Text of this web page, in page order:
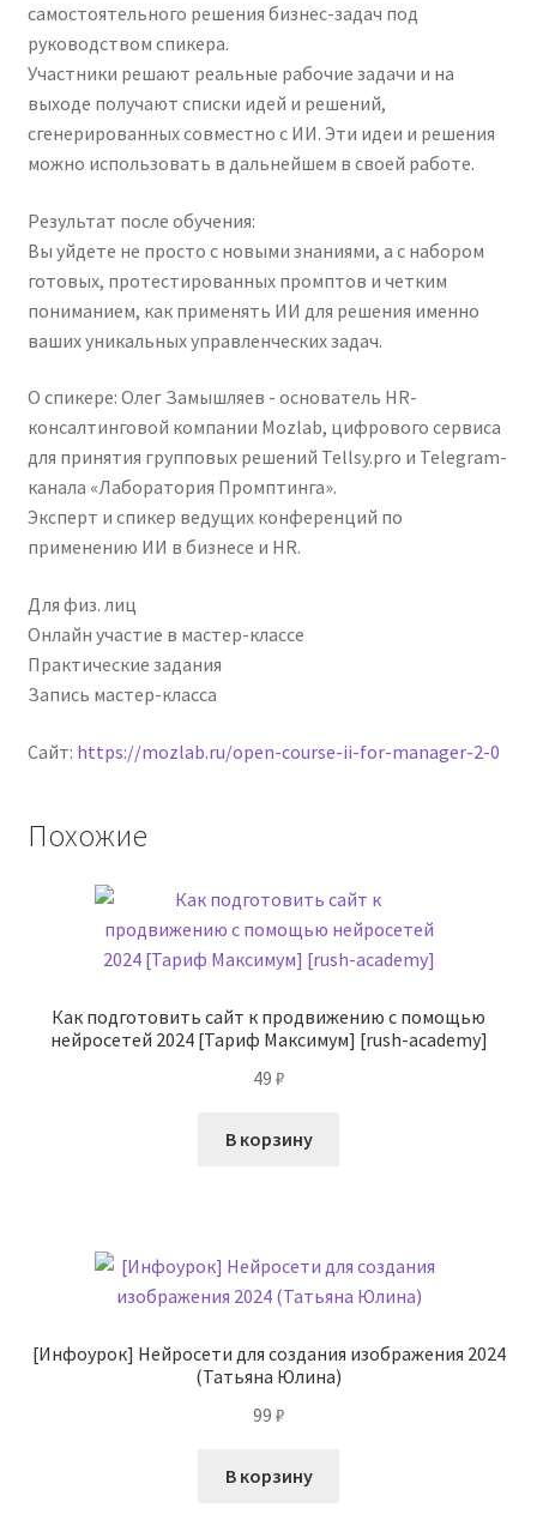
самостоятельного решения бизнес-задач под
руководством спикера.
Участники решают реальные рабочие задачи и на
выходе получают списки идей и решений,
сгенерированных совместно с ИИ. Эти идеи и решения
можно использовать в дальнейшем в своей работе.
Результат после обучения:
Вы уйдете не просто с новыми знаниями, а с набором
готовых, протестированных промптов и четким
пониманием, как применять ИИ для решения именно
ваших уникальных управленческих задач.
О спикере: Олег Замышляев - основатель HR-
консалтинговой компании Mozlab, цифрового сервиса
для принятия групповых решений Tellsy.pro и Telegram-
канала «Лаборатория Промптинга».
Эксперт и спикер ведущих конференций по
применению ИИ в бизнесе и HR.
Для физ. лиц
Онлайн участие в мастер-классе
Практические задания
Запись мастер-класса
Сайт: https://mozlab.ru/open-course-ii-for-manager-2-0
Похожие
Как подготовить сайт к продвижению с помощью
нейросетей 2024 [Тариф Максимум] [rush-academy]
49 ₽
В корзину
[Инфоурок] Нейросети для создания изображения 2024
(Татьяна Юлина)
99 ₽
В корзину